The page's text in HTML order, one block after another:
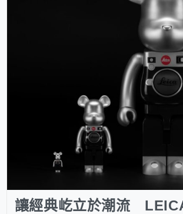
讓經典屹立於潮流